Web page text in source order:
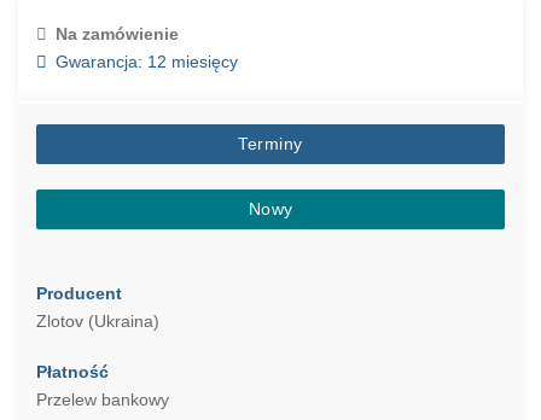
Na zamówienie
Gwarancja: 12 miesięcy
Terminy
Nowy
Producent
Zlotov (Ukraina)
Płatność
Przelew bankowy